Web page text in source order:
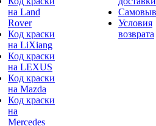
на Land
Rover
Код краски
на LiXiang
Код краски
на LEXUS
Код краски
на Mazda
Код краски
на
Mercedes
Условия
возврата